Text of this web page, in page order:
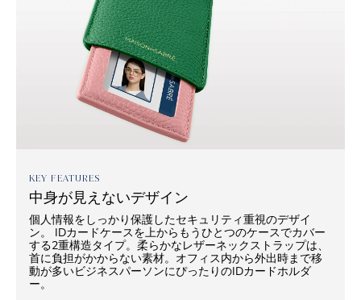
KEY FEATURES
中身が見えないデザイン
個人情報をしっかり保護したセキュリティ重視のデザイ
ン。 IDカードケースを上からもうひとつのケースでカバー
する2重構造タイプ。柔らかなレザーネックストラップは、
首に負担がかからない素材。オフィス内から外出時まで移
動が多いビジネスパーソンにぴったりのIDカードホルダ
ー。